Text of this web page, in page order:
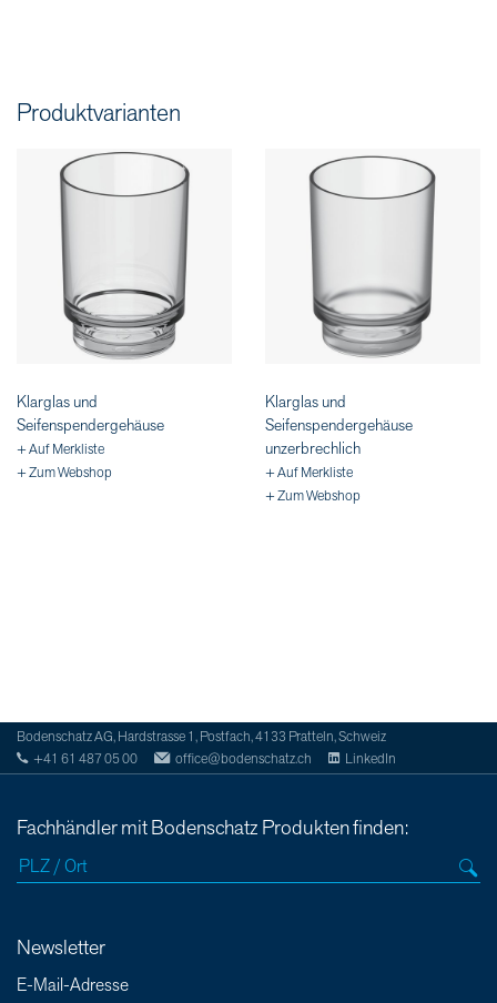
Produktvarianten
Klarglas und
Seifenspendergehäuse
+ Auf Merkliste
+ Zum Webshop
Klarglas und
Seifenspendergehäuse
unzerbrechlich
+ Auf Merkliste
+ Zum Webshop
Bodenschatz AG, Hardstrasse 1, Postfach, 4133 Pratteln, Schweiz
+41 61 487 05 00
office@bodenschatz.ch LinkedIn
Fachhändler mit Bodenschatz Produkten finden:
Newsletter
E-Mail-Adresse